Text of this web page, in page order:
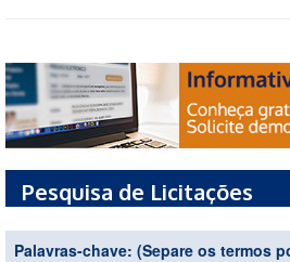
Pesquisa de Licitações
Palavras-chave: (Separe os termos